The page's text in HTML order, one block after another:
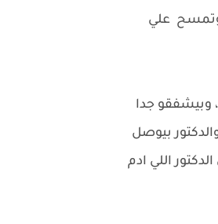
وتمسح علي
وبيشفقو جدا
بيوصل
اللي ادم